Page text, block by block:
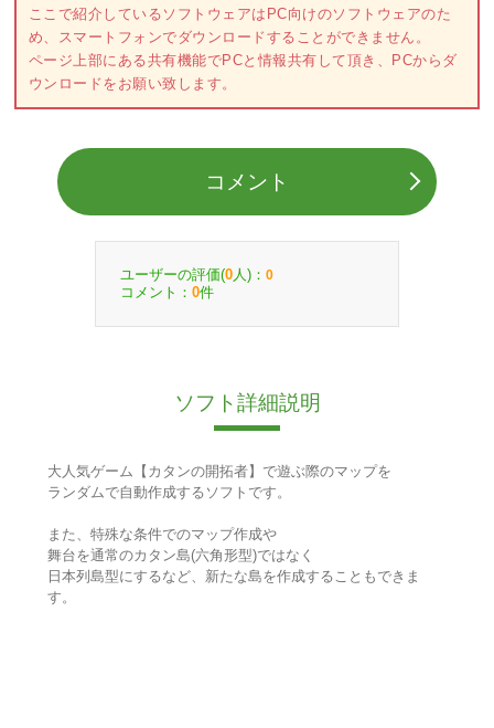
ここで紹介しているソフトウェアはPC向けのソフトウェアのた
め、スマートフォンでダウンロードすることができません。
ページ上部にある共有機能でPCと情報共有して頂き、PCからダ
ウンロードをお願い致します。
コメント
ユーザーの評価(0 人)： 0
コメント： 0件
ソフト詳細説明
大人気ゲーム【カタンの開拓者】で遊ぶ際のマップを
ランダムで自動作成するソフトです。
また、特殊な条件でのマップ作成や
舞台を通常のカタン島(六角形型)ではなく
日本列島型にするなど、新たな島を作成することもできま
す。